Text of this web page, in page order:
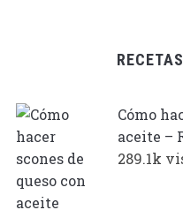
Cómo
aceite –
289.1k